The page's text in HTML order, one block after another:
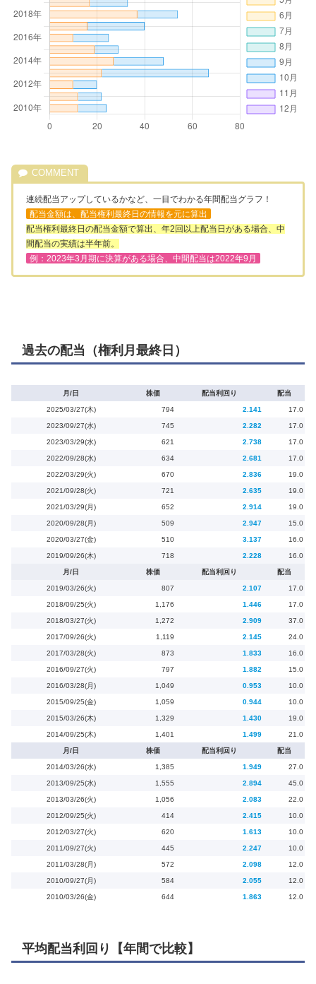
連続配当アップしているかなど、一目でわかる年間配当グラフ！
配当金額は、配当権利最終日の情報を元に算出
配当権利最終日の配当金額で算出、年2回以上配当日がある場合、中
間配当の実績は半年前。
例：2023年3月期に決算がある場合、中間配当は2022年9月
過去の配当（権利月最終日）
月/日 株価 配当利回り 配当
2025/03/27(木) 794 2.141 17.0
2023/09/27(水) 745 2.282 17.0
2023/03/29(水) 621 2.738 17.0
2022/09/28(水) 634 2.681 17.0
2022/03/29(火) 670 2.836 19.0
2021/09/28(火) 721 2.635 19.0
2021/03/29(月) 652 2.914 19.0
2020/09/28(月) 509 2.947 15.0
2020/03/27(金) 510 3.137 16.0
2019/09/26(木) 718 2.228 16.0
月/日 株価 配当利回り 配当
2019/03/26(火) 807 2.107 17.0
2018/09/25(火) 1,176 1.446 17.0
2018/03/27(火) 1,272 2.909 37.0
2017/09/26(火) 1,119 2.145 24.0
2017/03/28(火) 873 1.833 16.0
2016/09/27(火) 797 1.882 15.0
2016/03/28(月) 1,049 0.953 10.0
2015/09/25(金) 1,059 0.944 10.0
2015/03/26(木) 1,329 1.430 19.0
2014/09/25(木) 1,401 1.499 21.0
月/日 株価 配当利回り 配当
2014/03/26(水) 1,385 1.949 27.0
2013/09/25(水) 1,555 2.894 45.0
2013/03/26(火) 1,056 2.083 22.0
2012/09/25(火) 414 2.415 10.0
2012/03/27(火) 620 1.613 10.0
2011/09/27(火) 445 2.247 10.0
2011/03/28(月) 572 2.098 12.0
2010/09/27(月) 584 2.055 12.0
2010/03/26(金) 644 1.863 12.0
平均配当利回り【年間で比較】